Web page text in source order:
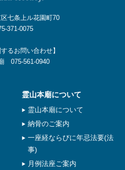
七条上ル花園町70
371-0075
するお問い合わせ】
075-561-0940
霊山本廟について
霊山本廟について
納骨のご案内
一座経ならびに年忌法要(法
事)
月例法座ご案内